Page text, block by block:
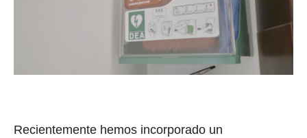
Recientemente hemos incorporado un